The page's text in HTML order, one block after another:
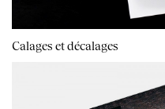
Calages et décalages